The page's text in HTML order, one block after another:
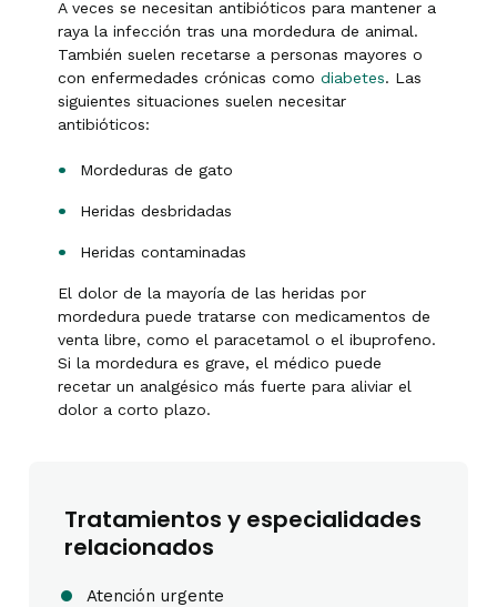
A veces se necesitan antibióticos para mantener a
raya la infección tras una mordedura de animal.
También suelen recetarse a personas mayores o
con enfermedades crónicas como diabetes. Las
siguientes situaciones suelen necesitar
antibióticos:
Mordeduras de gato
Heridas desbridadas
Heridas contaminadas
El dolor de la mayoría de las heridas por
mordedura puede tratarse con medicamentos de
venta libre, como el paracetamol o el ibuprofeno.
Si la mordedura es grave, el médico puede
recetar un analgésico más fuerte para aliviar el
dolor a corto plazo.
Tratamientos y especialidades
relacionados
Atención urgente